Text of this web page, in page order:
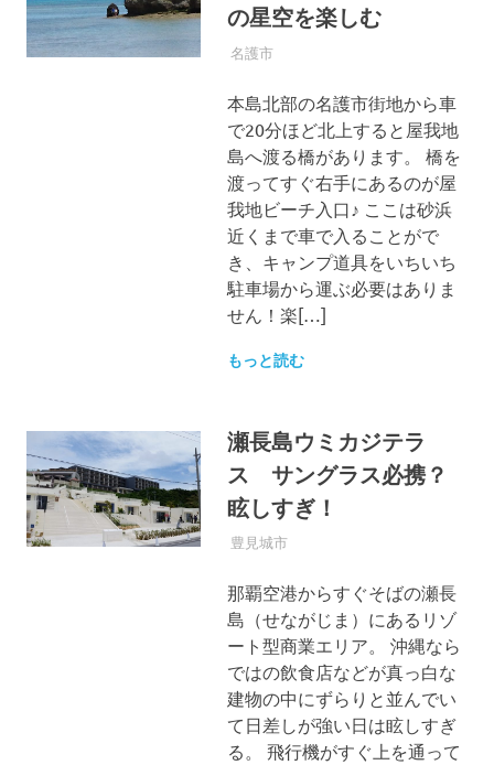
の星空を楽しむ
2017年6月13日
OKINAWASPOT
名護市
本島北部の名護市街地から車
で20分ほど北上すると屋我地
島へ渡る橋があります。 橋を
渡ってすぐ右手にあるのが屋
我地ビーチ入口♪ ここは砂浜
近くまで車で入ることがで
き、キャンプ道具をいちいち
駐車場から運ぶ必要はありま
せん！楽[…]
もっと読む
瀬長島ウミカジテラ
ス サングラス必携？
眩しすぎ！
2016年1月18日
OKINAWASPOT
豊見城市
那覇空港からすぐそばの瀬長
島（せながじま）にあるリゾ
ート型商業エリア。 沖縄なら
ではの飲食店などが真っ白な
建物の中にずらりと並んでい
て日差しが強い日は眩しすぎ
る。 飛行機がすぐ上を通って